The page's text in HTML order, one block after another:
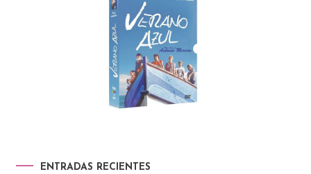
ENTRADAS RECIENTES